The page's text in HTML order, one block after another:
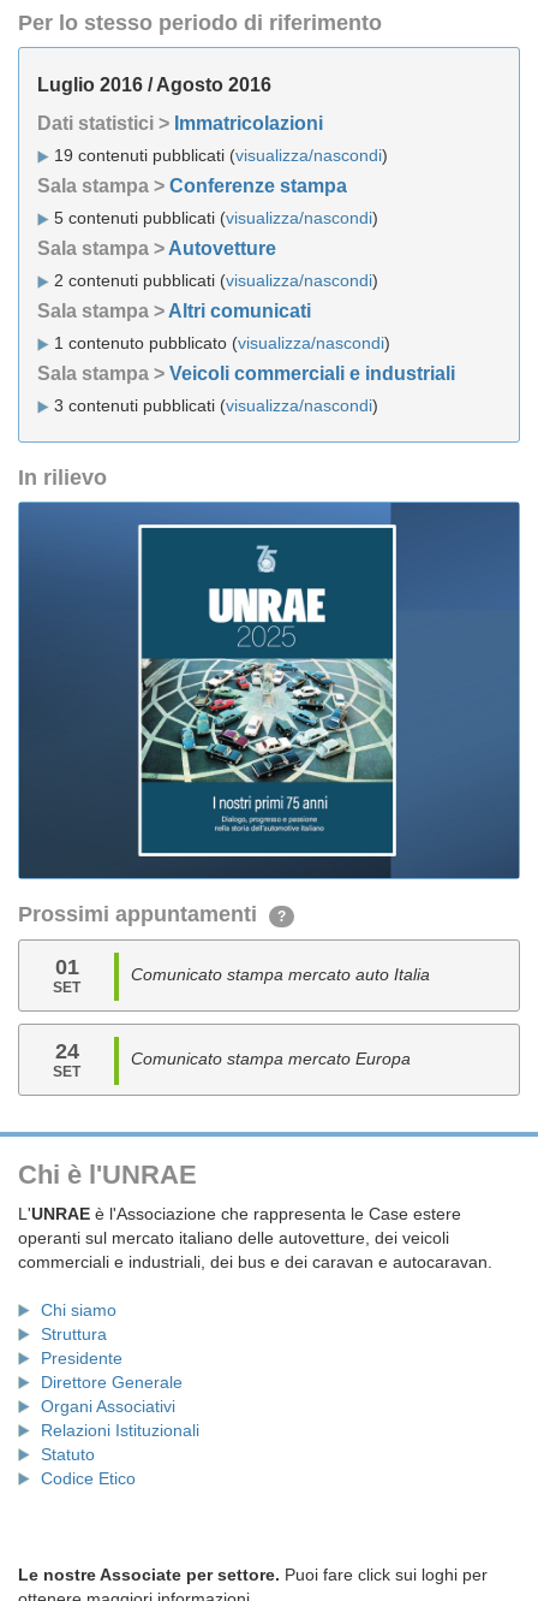
Per lo stesso periodo di riferimento
Luglio 2016 / Agosto 2016
Dati statistici > Immatricolazioni
19 contenuti pubblicati (visualizza/nascondi)
Sala stampa > Conferenze stampa
5 contenuti pubblicati (visualizza/nascondi)
Sala stampa > Autovetture
2 contenuti pubblicati (visualizza/nascondi)
Sala stampa > Altri comunicati
1 contenuto pubblicato (visualizza/nascondi)
Sala stampa > Veicoli commerciali e industriali
3 contenuti pubblicati (visualizza/nascondi)
In rilievo
Prossimi appuntamenti ?
01
SET
Comunicato stampa mercato auto Italia
24
SET
Comunicato stampa mercato Europa
Chi è l'UNRAE
L'UNRAE è l'Associazione che rappresenta le Case estere
operanti sul mercato italiano delle autovetture, dei veicoli
commerciali e industriali, dei bus e dei caravan e autocaravan.
Chi siamo
Struttura
Presidente
Direttore Generale
Organi Associativi
Relazioni Istituzionali
Statuto
Codice Etico
Le nostre Associate per settore. Puoi fare click sui loghi per